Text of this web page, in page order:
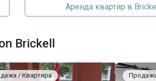
Аренда квартир в
Brickell
/ Квартира